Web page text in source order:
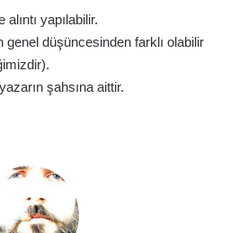
yapılabilir.
genel düşüncesinden farklı olabilir
şahsına aittir.